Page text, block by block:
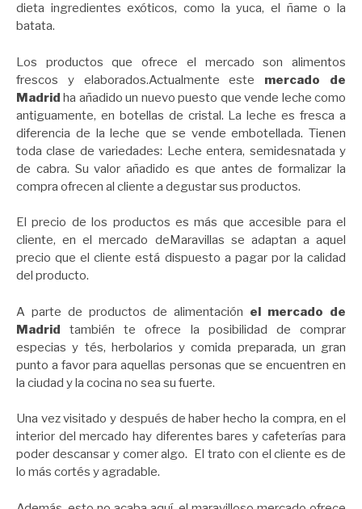
dieta ingredientes exóticos, como la yuca, el ñame o la
batata.
Los productos que ofrece el mercado son alimentos
frescos y elaborados.Actualmente este mercado de
Madrid ha añadido un nuevo puesto que vende leche como
antiguamente, en botellas de cristal. La leche es fresca a
diferencia de la leche que se vende embotellada. Tienen
toda clase de variedades: Leche entera, semidesnatada y
de cabra. Su valor añadido es que antes de formalizar la
compra ofrecen al cliente a degustar sus productos.
El precio de los productos es más que accesible para el
cliente, en el mercado deMaravillas se adaptan a aquel
precio que el cliente está dispuesto a pagar por la calidad
del producto.
A parte de productos de alimentación el mercado de
Madridtambién te ofrece la posibilidad de comprar
especias y tés, herbolarios y comida preparada, un gran
punto a favor para aquellas personas que se encuentren en
la ciudad y la cocina no sea su fuerte.
Una vez visitado y después de haber hecho la compra, en el
interior del mercado hay diferentes bares y cafeterías para
poder descansar y comer algo. El trato con el cliente es de
lo más cortés y agradable.